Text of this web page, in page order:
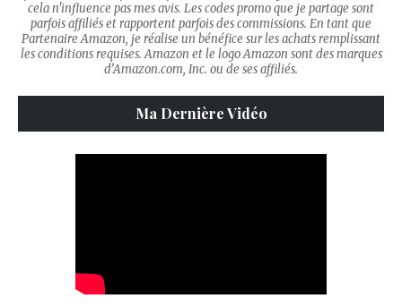
cela n'influence pas mes avis. Les codes promo que je partage sont
parfois affiliés et rapportent parfois des commissions. En tant que
Partenaire Amazon, je réalise un bénéfice sur les achats remplissant
les conditions requises. Amazon et le logo Amazon sont des marques
d’Amazon.com, Inc. ou de ses affiliés.
Ma Dernière Vidéo